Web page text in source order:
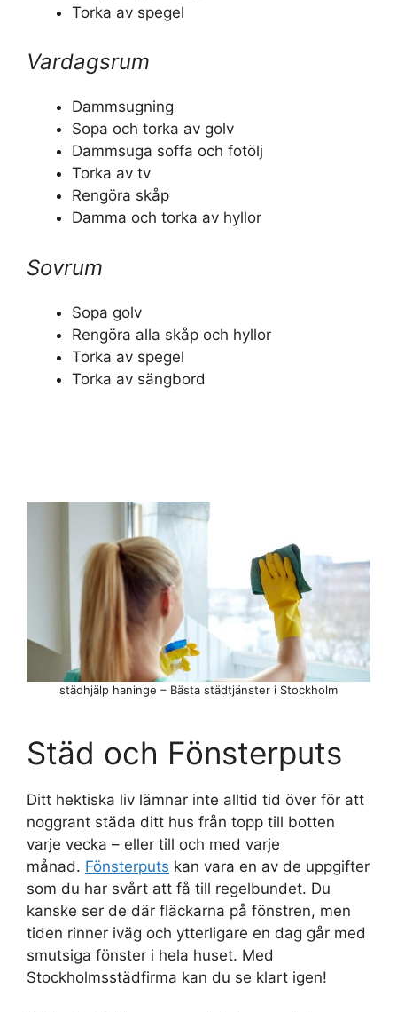
Torka av spegel
Vardagsrum
Dammsugning
Sopa och torka av golv
Dammsuga soffa och fotölj
Torka av tv
Rengöra skåp
Damma och torka av hyllor
Sovrum
Sopa golv
Rengöra alla skåp och hyllor
Torka av spegel
Torka av sängbord
städhjälp haninge – Bästa städtjänster i Stockholm
Städ och Fönsterputs
Ditt hektiska liv lämnar inte alltid tid över för att
noggrant städa ditt hus från topp till botten
varje vecka – eller till och med varje
månad. Fönsterputs kan vara en av de uppgifter
som du har svårt att få till regelbundet. Du
kanske ser de där fläckarna på fönstren, men
tiden rinner iväg och ytterligare en dag går med
smutsiga fönster i hela huset. Med
Stockholmsstädfirma kan du se klart igen!